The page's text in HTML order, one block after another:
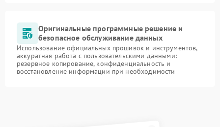
Оригинальные программные решение и
безопасное обслуживание данных
Использование официальных прошивок и инструментов,
аккуратная работа с пользовательскими данными:
резервное копирование, конфиденциальность и
восстановление информации при необходимости